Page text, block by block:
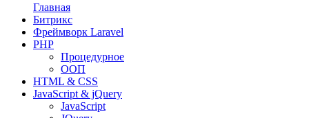
Главная
Битрикс
Фреймворк Laravel
PHP
Процедурное
ООП
HTML & CSS
JavaScript & jQuery
JavaScript